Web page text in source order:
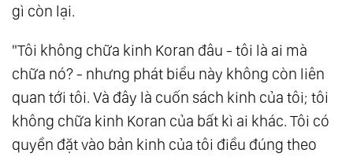
gì còn lại.
"Tôi không chữa kinh Koran đâu - tôi là ai mà
chữa nó? - nhưng phát biểu này không còn liên
quan tới tôi. Và đây là cuốn sách kinh của tôi; tôi
không chữa kinh Koran của bất kì ai khác. Tôi có
quyền đặt vào bản kinh của tôi điều đúng theo